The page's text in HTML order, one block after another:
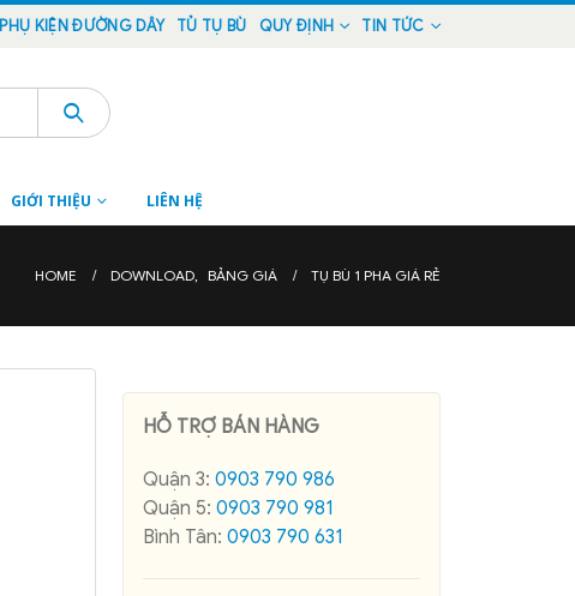
PHỤ KIỆN ĐƯỜNG DÂY TỦ TỤ BÙ QUY ĐỊNH TIN TỨC
GIỚI THIỆU LIÊN HỆ
HOME DOWNLOAD, BẢNG GIÁ TỤ BÙ 1 PHA GIÁ RẺ
HỖ TRỢ BÁN HÀNG
Quận 3: 0903 790 986
Quận 5: 0903 790 981
Bình Tân: 0903 790 631